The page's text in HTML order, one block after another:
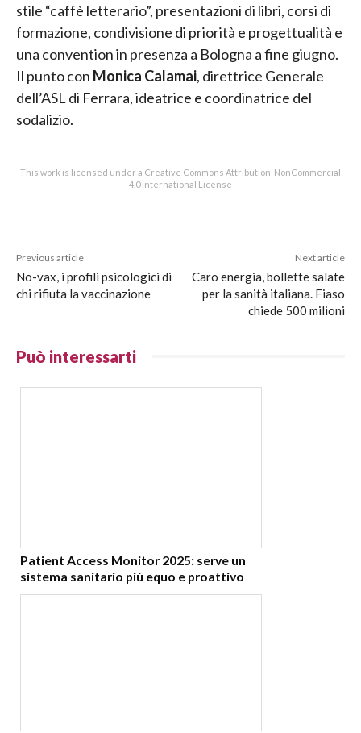
stile “caffè letterario”, presentazioni di libri, corsi di
formazione, condivisione di priorità e progettualità e
una convention in presenza a Bologna a fine giugno.
Il punto con Monica Calamai, direttrice Generale
dell’ASL di Ferrara, ideatrice e coordinatrice del
sodalizio.
This work is licensed under a Creative Commons Attribution-NonCommercial
4.0 International License
Previous article
No-vax, i profili psicologici di
chi rifiuta la vaccinazione
Next article
Caro energia, bollette salate
per la sanità italiana. Fiaso
chiede 500 milioni
Può interessarti
Patient Access Monitor 2025: serve un
sistema sanitario più equo e proattivo